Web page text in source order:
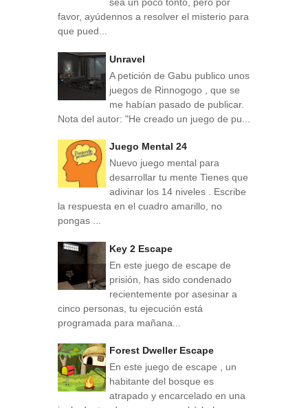
sea un poco tonto, pero por
favor, ayúdennos a resolver el misterio para
que pued...
Unravel
A petición de Gabu publico unos
juegos de Rinnogogo , que se
me habían pasado de publicar.
Nota del autor: "He creado un juego de pu...
Juego Mental 24
Nuevo juego mental para
desarrollar tu mente Tienes que
adivinar los 14 niveles . Escribe
la respuesta en el cuadro amarillo, no
pongas ...
Key 2 Escape
En este juego de escape de
prisión, has sido condenado
recientemente por asesinar a
cinco personas, tu ejecución está
programada para mañana...
Forest Dweller Escape
En este juego de escape , un
habitante del bosque es
atrapado y encarcelado en una